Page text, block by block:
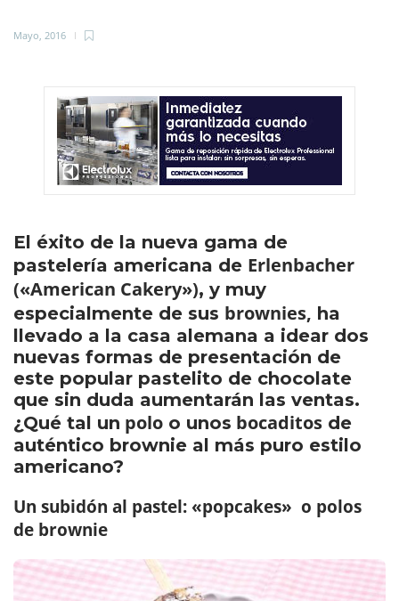
Mayo, 2016
El éxito de la nueva gama de
pastelería americana de Erlenbacher
(«American Cakery»), y muy
especialmente de sus brownies, ha
llevado a la casa alemana a idear dos
nuevas formas de presentación de
este popular pastelito de chocolate
que sin duda aumentarán las ventas.
¿Qué tal un polo o unos bocaditos de
auténtico brownie al más puro estilo
americano?
Un subidón al pastel: «popcakes» o polos
de brownie